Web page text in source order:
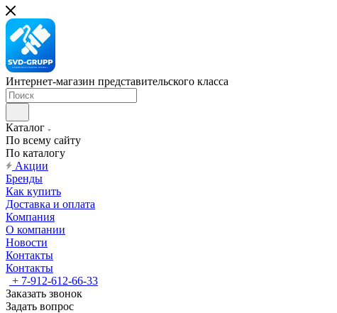
Интернет-магазин представительского класса
Каталог
По всему сайту
По каталогу
Акции
Бренды
Как купить
Доставка и оплата
Компания
О компании
Новости
Контакты
Контакты
+ 7-912-612-66-33
Заказать звонок
Задать вопрос